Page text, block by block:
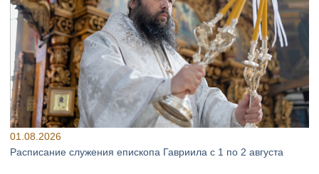
01.08.2026
Расписание служения епископа Гавриила с 1 по 2 августа